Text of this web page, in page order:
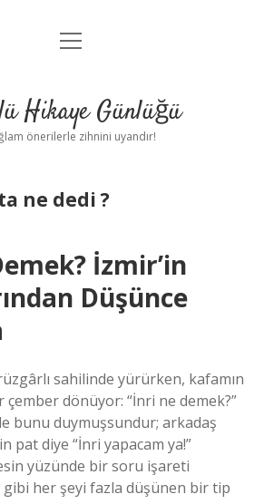
Anasayfa
Yasal Uyarı
menüyü
Hikaye Günlüğü
önerilerle zihnini uyandır!
ne dedi ?
İzmir’in
Düşünce
rüzgârlı sahilinde yürürken, kafamın
dönüyor: “İnri ne demek?”
bunu duymuşsundur; arkadaş
pat diye “İnri yapacam ya!”
yüzünde bir soru işareti
her şeyi fazla düşünen bir tip